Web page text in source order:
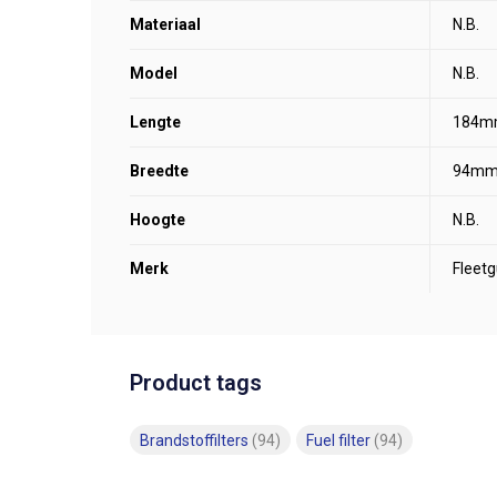
Materiaal N.B.
Model N.B.
Lengte
Breedte 94mm
Hoogte N.B.
Merk
Product tags
Brandstoffilters (94) Fuel filter (94)